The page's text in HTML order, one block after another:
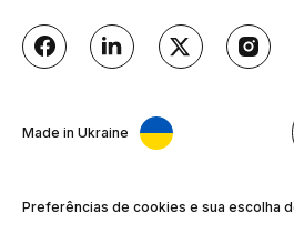
Made in Ukraine
Preferências de cookies e sua escolha